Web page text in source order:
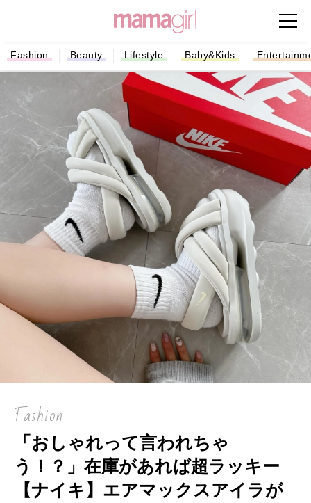
Fashion Beauty Lifestyle Baby&Kids
Fashion
「おしゃれって言われちゃ
う！？」在庫があれば超ラッキー
【ナイキ】エアマックスアイラが